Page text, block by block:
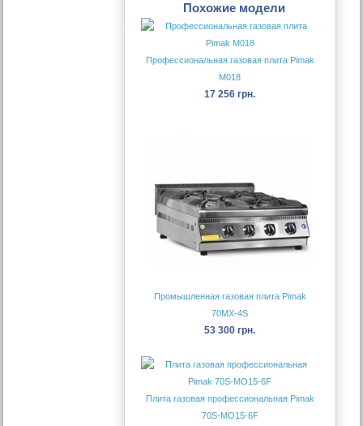
Похожие модели
Профессиональная газовая плита Pimak
М018
17 256 грн.
Промышленная газовая плита Pimak
70MX-4S
53 300 грн.
Плита газовая профессиональная Pimak
70S-МО15-6F